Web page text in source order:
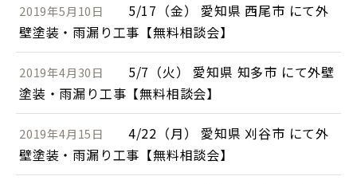
2019年5月10日
5/17（金） 愛知県 西尾市 にて外
壁塗装・雨漏り工事【無料相談会】
2019年4月30日
5/7（火） 愛知県 知多市 にて外壁
塗装・雨漏り工事【無料相談会】
2019年4月15日
4/22（月） 愛知県 刈谷市 にて外
壁塗装・雨漏り工事【無料相談会】